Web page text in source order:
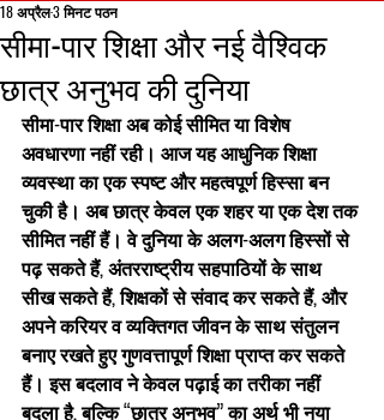
सीमा-पार शिक्षा और नई वैश्विक
छात्र अनुभव की दुनिया
18 अप्रैल3 मिनट पठन
सीमा-पार शिक्षा अब कोई सीमित या विशेष
अवधारणा नहीं रही। आज यह आधुनिक शिक्षा
व्यवस्था का एक स्पष्ट और महत्वपूर्ण हिस्सा बन
चुकी है। अब छात्र केवल एक शहर या एक देश तक
सीमित नहीं हैं। वे दुनिया के अलग-अलग हिस्सों से
पढ़ सकते हैं, अंतरराष्ट्रीय सहपाठियों के साथ
सीख सकते हैं, शिक्षकों से संवाद कर सकते हैं, और
अपने करियर व व्यक्तिगत जीवन के साथ संतुलन
बनाए रखते हुए गुणवत्तापूर्ण शिक्षा प्राप्त कर सकते
हैं। इस बदलाव ने केवल पढ़ाई का तरीका नहीं
बदला है, बल्कि “छात्र अनुभव” का अर्थ भी नया